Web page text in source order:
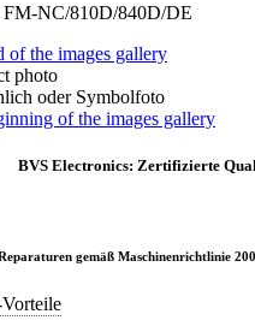
NC/810D/840D/DE
of the images gallery
oder Symbolfoto
of the images gallery
BVS Electronics: Zertifizierte
gemäß Maschinenrichtlinie